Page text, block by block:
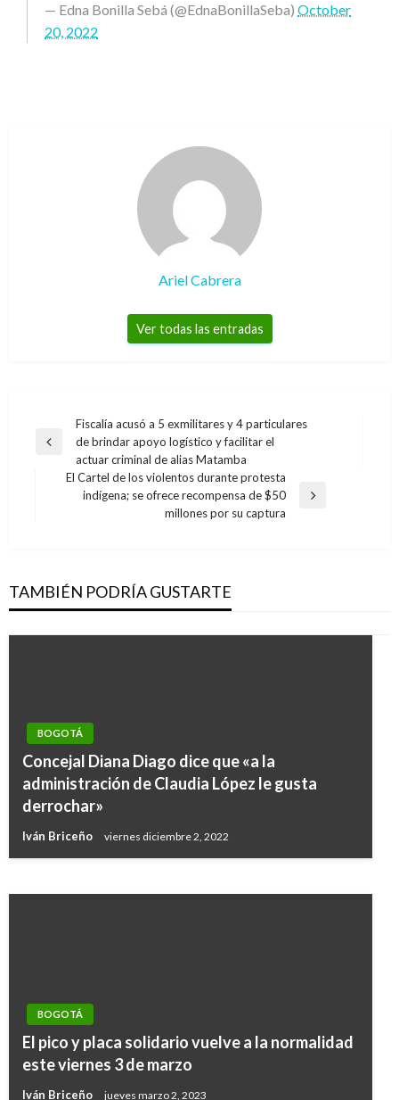
— Edna Bonilla Sebá (@EdnaBonillaSeba) October
20, 2022
Ariel Cabrera
Ver todas las entradas
Navegación
de
entradas
Entrada
anterior
Fiscalía acusó a 5 exmilitares y 4 particulares
de brindar apoyo logístico y facilitar el
actuar criminal de alias Matamba
Entrada
El Cartel de los violentos durante protesta
indígena; se ofrece recompensa de $50
millones por su captura
TAMBIÉN PODRÍA GUSTARTE
BOGOTÁ
Concejal Diana Diago dice que «a la
administración de Claudia López le gusta
derrochar»
Iván Briceño viernes diciembre 2, 2022
Distrito investiga presunto caso de abuso
sexual de una funcionaria en caño de la calle
BOGOTÁ
El pico y placa solidario vuelve a la normalidad
este viernes 3 de marzo
Iván Briceño jueves marzo 2, 2023